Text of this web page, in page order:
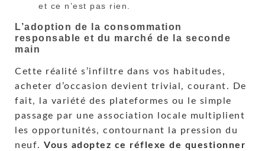
et ce n’est pas rien.
L’adoption de la consommation
responsable et du marché de la seconde
main
Cette réalité s’infiltre dans vos habitudes,
acheter d’occasion devient trivial, courant. De
fait, la variété des plateformes ou le simple
passage par une association locale multiplient
les opportunités, contournant la pression du
neuf. Vous adoptez ce réflexe de questionner